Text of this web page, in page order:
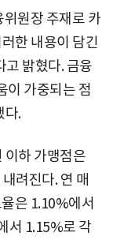
원장 주재로 카
한 내용이 담긴
밝혔다. 금융
이 가중되는 점
다.
이하 가맹점은
려진다. 연 매
은 1.10%에서
서 1.15%로 각